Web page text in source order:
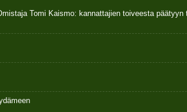
Tomi Kaismo: kannattajien toiveesta